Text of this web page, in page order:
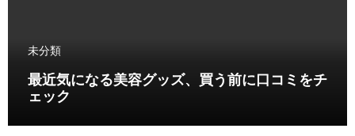
未分類
最近気になる美容グッズ、買う前に口コミをチ
ェック